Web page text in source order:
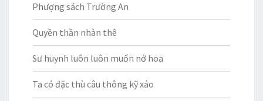
Phượng sách Trường An
Quyền thần nhàn thê
Sư huynh luôn luôn muốn nở hoa
Ta có đặc thù câu thông kỹ xảo